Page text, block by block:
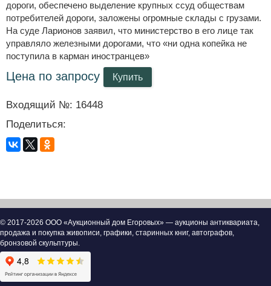
дороги, обеспечено выделение крупных ссуд обществам
потребителей дороги, заложены огромные склады с грузами.
На суде Ларионов заявил, что министерство в его лице так
управляло железными дорогами, что «ни одна копейка не
поступила в карман иностранцев»
Цена по запросу Купить
Входящий №: 16448
Поделиться:
© 2017-2026 ООО «Аукционный дом Егоровых» — аукционы антиквариата,
продажа и покупка живописи, графики, старинных книг, автографов,
бронзовой скульптуры.